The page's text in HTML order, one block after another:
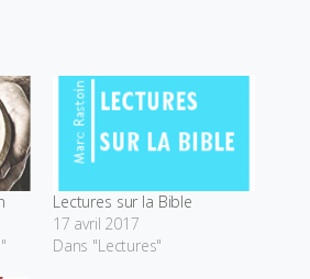
Lectures sur la Bible
17 avril 2017
Dans "Lectures"